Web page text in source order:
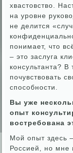
хвастовство.
на уровне
не делится
понимает, что
– это заслуга
консультанта? В
почувствовать
способности.
Вы уже
опыт
востребована
Мой опыт здесь
Россией, но мне